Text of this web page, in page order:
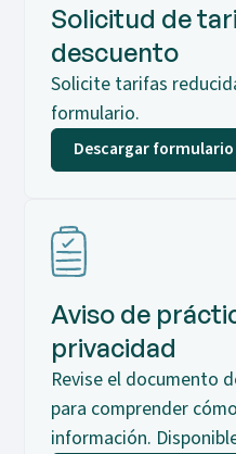
Solicitud de
descuento
Solicite tarifas
formulario.
Descargar formulario
Aviso de
privacidad
Revise el documento
para comprender
información.